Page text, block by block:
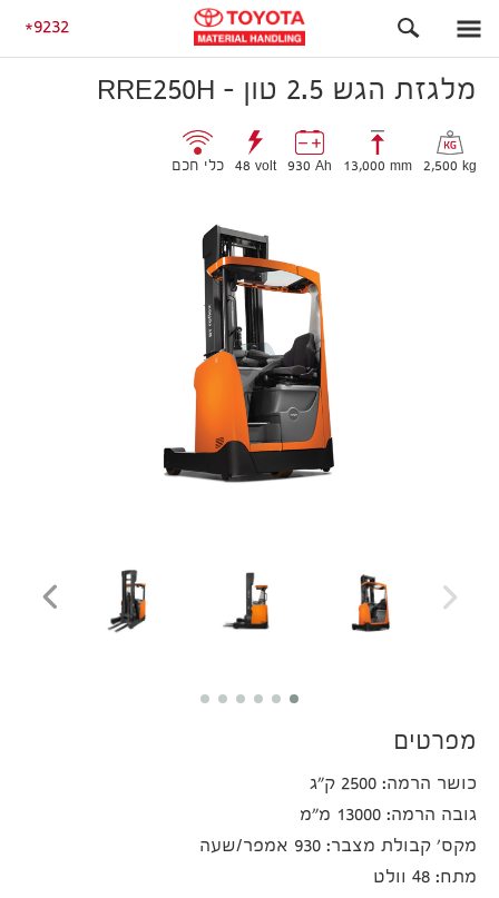
9232 ביצועים גבוהים מלגזת הגש 2.5 טון – RRE250H
מלגזת הגש 2.5 טון – RRE250H
2,500 kg
13,000 mm
930 Ah
48 volt כלי חכם
מפרטים
כושר הרמה: 2500 ק"ג
גובה הרמה: 13000 מ"מ
מקס' קבולת מצבר: 930 אמפר/שעה
מתח: 48 וולט